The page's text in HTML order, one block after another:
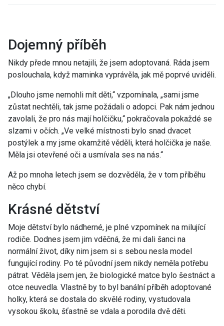
Dojemný příběh
Nikdy přede mnou netajili, že jsem adoptovaná. Ráda jsem
poslouchala, když maminka vyprávěla, jak mě poprvé uviděli.
„Dlouho jsme nemohli mít děti,“ vzpomínala, „sami jsme
zůstat nechtěli, tak jsme požádali o adopci. Pak nám jednou
zavolali, že pro nás mají holčičku,“ pokračovala pokaždé se
slzami v očích. „Ve velké místnosti bylo snad dvacet
postýlek a my jsme okamžitě věděli, která holčička je naše.
Měla jsi otevřené oči a usmívala ses na nás.“
Až po mnoha letech jsem se dozvěděla, že v tom příběhu
něco chybí.
Krásné dětství
Moje dětství bylo nádherné, je plné vzpomínek na milující
rodiče. Dodnes jsem jim vděčná, že mi dali šanci na
normální život, díky nim jsem si s sebou nesla model
fungující rodiny. Po té původní jsem nikdy neměla potřebu
pátrat. Věděla jsem jen, že biologické matce bylo šestnáct a
otce neuvedla. Vlastně by to byl banální příběh adoptované
holky, která se dostala do skvělé rodiny, vystudovala
vysokou školu, šťastně se vdala a porodila dvě děti.